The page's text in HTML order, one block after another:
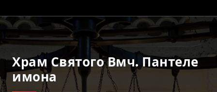
Храм Святого Вмч. Пантеле
Имона